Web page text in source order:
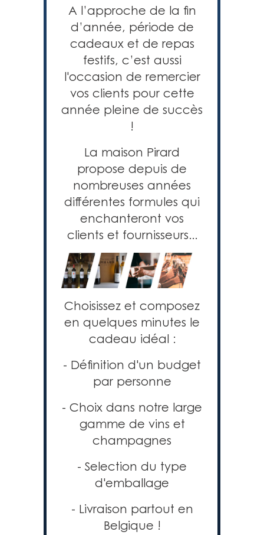
A l’approche de la fin
d’année, période de
cadeaux et de repas
festifs, c’est aussi
l'occasion de remercier
vos clients pour cette
année pleine de succès
!
La maison Pirard
propose depuis de
nombreuses années
différentes formules qui
enchanteront vos
clients et fournisseurs...
Choisissez et composez
en quelques minutes le
cadeau idéal :
- Définition d'un budget
par personne
- Choix dans notre large
gamme de vins et
champagnes
- Selection du type
d'emballage
- Livraison partout en
Belgique !